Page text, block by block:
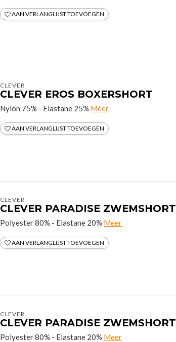
AAN VERLANGLIJST TOEVOEGEN
CLEVER
CLEVER EROS BOXERSHORT
Nylon 75% - Elastane 25% Meer
AAN VERLANGLIJST TOEVOEGEN
CLEVER
CLEVER PARADISE ZWEMSHORT
Polyester 80% - Elastane 20% Meer
AAN VERLANGLIJST TOEVOEGEN
CLEVER
CLEVER PARADISE ZWEMSHORT
Polyester 80% - Elastane 20% Meer